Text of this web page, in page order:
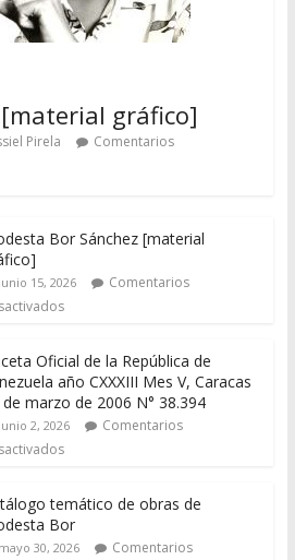
gráfico]
Pirela
Comentarios
Bor Sánchez [material
junio 15, 2026
Comentarios
Oficial de la República de
año CXXXIII Mes V, Caracas
marzo de 2006 N° 38.394
junio 2, 2026
Comentarios
temático de obras de
Bor
mayo 30, 2026
Comentarios